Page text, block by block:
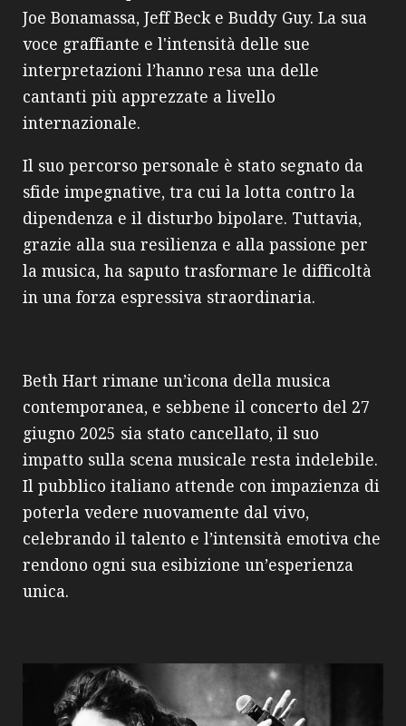
Joe Bonamassa, Jeff Beck e Buddy Guy. La sua
voce graffiante e l'intensità delle sue
interpretazioni l’hanno resa una delle
cantanti più apprezzate a livello
internazionale.
Il suo percorso personale è stato segnato da
sfide impegnative, tra cui la lotta contro la
dipendenza e il disturbo bipolare. Tuttavia,
grazie alla sua resilienza e alla passione per
la musica, ha saputo trasformare le difficoltà
in una forza espressiva straordinaria.
Beth Hart rimane un’icona della musica
contemporanea, e sebbene il concerto del 27
giugno 2025 sia stato cancellato, il suo
impatto sulla scena musicale resta indelebile.
Il pubblico italiano attende con impazienza di
poterla vedere nuovamente dal vivo,
celebrando il talento e l’intensità emotiva che
rendono ogni sua esibizione un’esperienza
unica.